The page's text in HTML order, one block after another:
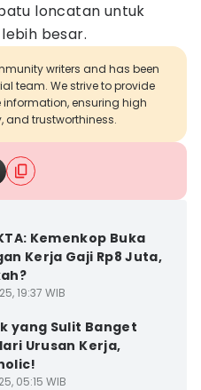
loncatan untuk
besar.
writers and has been
team. We strive to provide
ensuring high
and trustworthiness.
Kemenkop Buka
Kerja Gaji Rp8 Juta,
19:37 WIB
yang Sulit Banget
Urusan Kerja,
05:15 WIB